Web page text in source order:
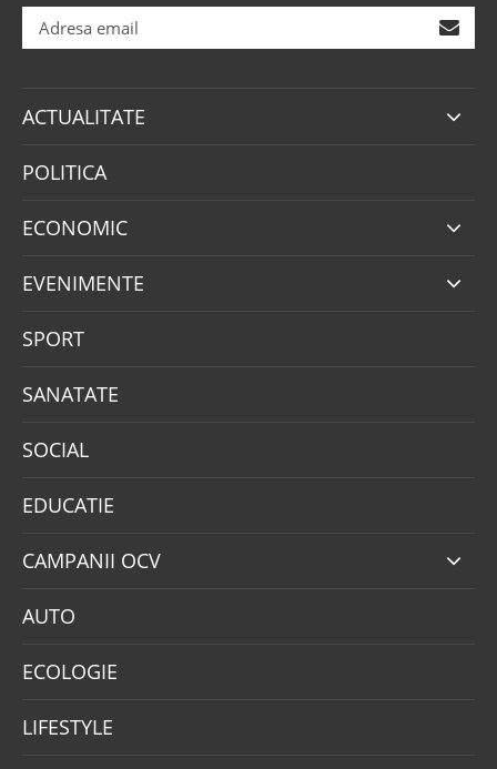
ACTUALITATE
POLITICA
ECONOMIC
EVENIMENTE
SPORT
SANATATE
SOCIAL
EDUCATIE
CAMPANII OCV
AUTO
ECOLOGIE
LIFESTYLE